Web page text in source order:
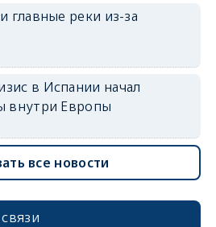
главные реки из-за
в Испании начал
внутри Европы
все новости